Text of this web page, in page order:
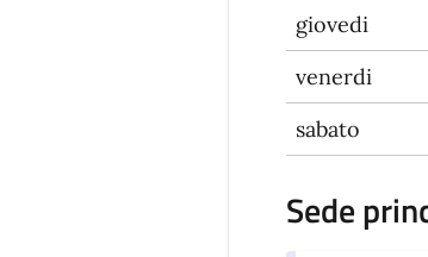
giovedi
venerdi
sabato
Sede